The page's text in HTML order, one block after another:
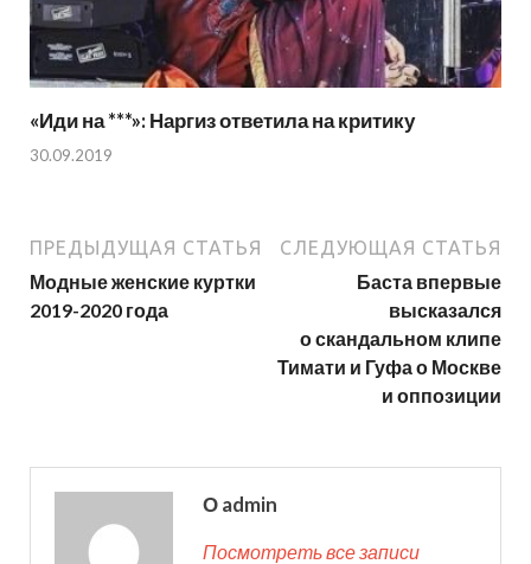
«Иди на ***»: Наргиз ответила на критику
30.09.2019
ПРЕДЫДУЩАЯ СТАТЬЯ
Модные женские куртки
2019-2020 года
СЛЕДУЮЩАЯ СТАТЬЯ
Баста впервые
высказался
о скандальном клипе
Тимати и Гуфа о Москве
и оппозиции
О admin
Посмотреть все записи